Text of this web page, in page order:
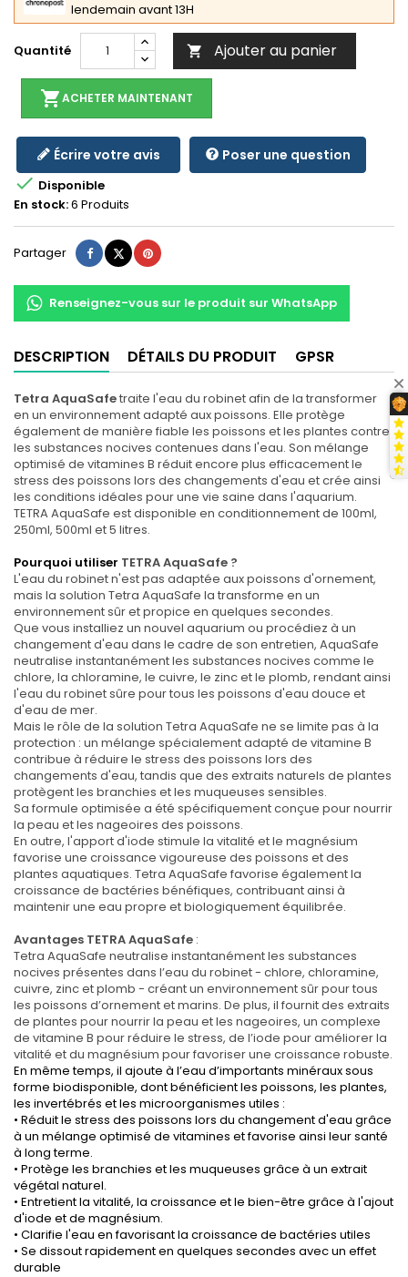
lendemain avant 13H
Quantité  Ajouter au panier
shopping_cartACHETER MAINTENANT
Écrire votre avis Poser une question
 Disponible
En stock:6 Produits
Partager Partager
TweetPinterest
Renseignez-vous sur le produit sur WhatsApp
DESCRIPTION DÉTAILS DU PRODUIT GPSR
Tetra AquaSafetraite l'eau du robinet afin de la transformer
en un environnement adapté aux poissons. Elle protège
également de manière fiable les poissons et les plantes contre
les substances nocives contenues dans l'eau. Son mélange
optimisé de vitamines B réduit encore plus efficacement le
stress des poissons lors des changements d'eau et crée ainsi
les conditions idéales pour une vie saine dans l'aquarium.
TETRA AquaSafe est disponible en conditionnement de 100ml,
250ml, 500ml et 5 litres.
Pourquoi utiliser TETRA AquaSafe ?
L'eau du robinet n'est pas adaptée aux poissons d'ornement,
mais la solution Tetra AquaSafe la transforme en un
environnement sûr et propice en quelques secondes.
Que vous installiez un nouvel aquarium ou procédiez à un
changement d'eau dans le cadre de son entretien, AquaSafe
neutralise instantanément les substances nocives comme le
chlore, la chloramine, le cuivre, le zinc et le plomb, rendant ainsi
l'eau du robinet sûre pour tous les poissons d'eau douce et
d'eau de mer.
Mais le rôle de la solution Tetra AquaSafe ne se limite pas à la
protection : un mélange spécialement adapté de vitamine B
contribue à réduire le stress des poissons lors des
changements d'eau, tandis que des extraits naturels de plantes
protègent les branchies et les muqueuses sensibles.
Sa formule optimisée a été spécifiquement conçue pour nourrir
la peau et les nageoires des poissons.
En outre, l'apport d'iode stimule la vitalité et le magnésium
favorise une croissance vigoureuse des poissons et des
plantes aquatiques. Tetra AquaSafe favorise également la
croissance de bactéries bénéfiques, contribuant ainsi à
maintenir une eau propre et biologiquement équilibrée.
Avantages TETRA AquaSafe :
Tetra AquaSafe neutralise instantanément les substances
nocives présentes dans l’eau du robinet - chlore, chloramine,
cuivre, zinc et plomb - créant un environnement sûr pour tous
les poissons d’ornement et marins. De plus, il fournit des extraits
de plantes pour nourrir la peau et les nageoires, un complexe
de vitamine B pour réduire le stress, de l’iode pour améliorer la
vitalité et du magnésium pour favoriser une croissance robuste.
En même temps, il ajoute à l’eau d’importants minéraux sous
forme biodisponible, dont bénéficient les poissons, les plantes,
les invertébrés et les microorganismes utiles :
• Réduit le stress des poissons lors du changement d'eau grâce
à un mélange optimisé de vitamines et favorise ainsi leur santé
à long terme.
• Protège les branchies et les muqueuses grâce à un extrait
végétal naturel.
• Entretient la vitalité, la croissance et le bien-être grâce à l'ajout
d'iode et de magnésium.
• Clarifie l'eau en favorisant la croissance de bactéries utiles
• Se dissout rapidement en quelques secondes avec un effet
durable